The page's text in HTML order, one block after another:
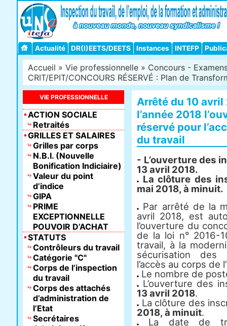
Actualité DR(I)EETS/DEETS Instances INTEFP
Accueil » Vie professionnelle » Concours -
CRIT/EPIT/CONCOURS RÉSERVÉ : Plan de
Arrêté du 10
l’année 2018
réservé pour
du travail
- L’ouverture des
13 avril 2018.
La clôture des
mai 2018, à minuit.
Par arrêté de la
avril 2018, est
l’ouverture du
de la loi n° 2016-
travail, à la
sécurisation des
l’accès au corps de
Le nombre de
L’ouverture des
13 avril 2018.
La clôture des
2018, à minuit.
La date de
VIE PROFESSIONNELLE
ACTION SOCIALE
Retraités
GRILLES ET SALAIRES
Grilles par corps
N.B.I. (Nouvelle
Bonification Indiciaire)
Valeur du point
d’indice
GIPA
PRIME
EXCEPTIONNELLE
POUVOIR D’ACHAT
STATUTS
Contrôleurs du travail
Catégorie "C"
Corps de l’inspection
du travail
Corps des attachés
d’administration de
l’Etat
Secrétaires